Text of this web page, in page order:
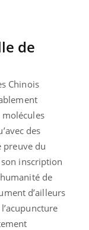
de
Chinois
des
preuve du
son inscription
de
d’ailleurs